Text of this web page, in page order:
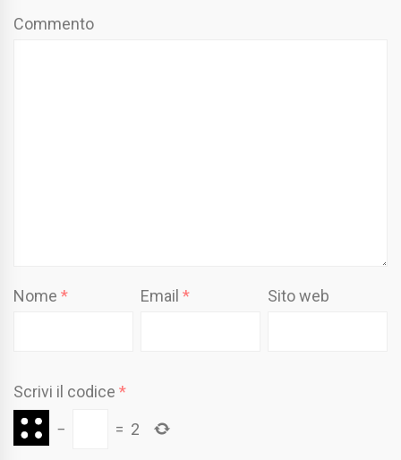
Commento
Nome * Email* Sito web
Scrivi il codice *
−
= 2